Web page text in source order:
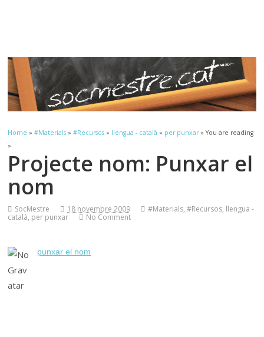
Home »#Materials »#Recursos » llengua - català » per punxar» You are reading
»
Projecte nom: Punxar el
nom
SocMestre 18 novembre 2009 #Materials,#Recursos, llengua -
català, per punxar No Comment
punxar el nom